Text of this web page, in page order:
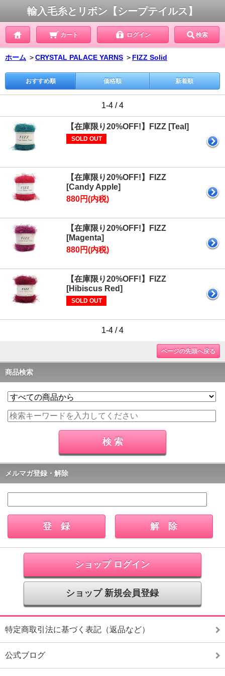
輸入毛糸とリボン【シープテイルス】
カート ログイン 検索
ホーム ＞CRYSTAL PALACE YARNS ＞ FIZZ Solid
おすすめ順 価格順 新着順
1-4 / 4
【在庫限り20%OFF!】FIZZ [Teal]
SOLD OUT
【在庫限り20%OFF!】FIZZ
[Candy Apple]
880円(内税)
【在庫限り20%OFF!】FIZZ
[Magenta]
880円(内税)
【在庫限り20%OFF!】FIZZ
[Hibiscus Red]
SOLD OUT
1-4 / 4
ページの先頭へ戻る
商品検索
メルマガ登録・解除
ショップ ログイン
ショップ 新規会員登録
特定商取引法に基づく表記（返品など）
公式ブログ